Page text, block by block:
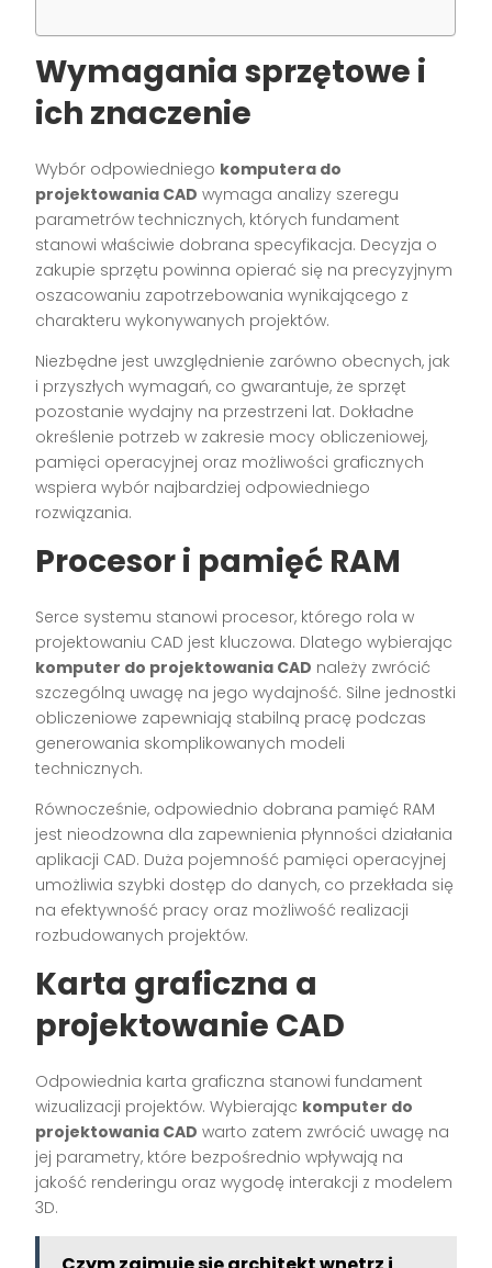
Wymagania sprzętowe i
ich znaczenie
Wybór odpowiedniego komputera do
projektowania CAD wymaga analizy szeregu
parametrów technicznych, których fundament
stanowi właściwie dobrana specyfikacja. Decyzja o
zakupie sprzętu powinna opierać się na precyzyjnym
oszacowaniu zapotrzebowania wynikającego z
charakteru wykonywanych projektów.
Niezbędne jest uwzględnienie zarówno obecnych, jak
i przyszłych wymagań, co gwarantuje, że sprzęt
pozostanie wydajny na przestrzeni lat. Dokładne
określenie potrzeb w zakresie mocy obliczeniowej,
pamięci operacyjnej oraz możliwości graficznych
wspiera wybór najbardziej odpowiedniego
rozwiązania.
Procesor i pamięć RAM
Serce systemu stanowi procesor, którego rola w
projektowaniu CAD jest kluczowa. Dlatego wybierając
komputer do projektowania CAD należy zwrócić
szczególną uwagę na jego wydajność. Silne jednostki
obliczeniowe zapewniają stabilną pracę podczas
generowania skomplikowanych modeli
technicznych.
Równocześnie, odpowiednio dobrana pamięć RAM
jest nieodzowna dla zapewnienia płynności działania
aplikacji CAD. Duża pojemność pamięci operacyjnej
umożliwia szybki dostęp do danych, co przekłada się
na efektywność pracy oraz możliwość realizacji
rozbudowanych projektów.
Karta graficzna a
projektowanie CAD
Odpowiednia karta graficzna stanowi fundament
wizualizacji projektów. Wybierając komputer do
projektowania CAD warto zatem zwrócić uwagę na
jej parametry, które bezpośrednio wpływają na
jakość renderingu oraz wygodę interakcji z modelem
3D.